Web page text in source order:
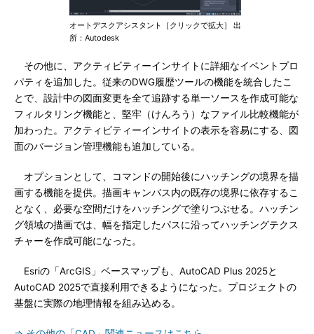
オートデスクアシスタント［クリックで拡大］ 出
所：Autodesk
その他に、アクティビティーインサイトに詳細なイベントプロ
パティを追加した。従来のDWG履歴ツールの機能を統合したこ
とで、設計中の図面変更を全て追跡する単一ソースを作成可能な
フィルタリング機能と、堅牢（けんろう）なファイル比較機能が
加わった。アクティビティーインサイトの表示を容易にする、図
面のバージョン管理機能も追加している。
オプションとして、コマンドの開始後にハッチングの境界を描
画する機能を提供。描画キャンバス内の既存の境界に依存するこ
となく、必要な空間だけをハッチングで塗りつぶせる。ハッチン
グ領域の描画では、幅を指定したパスに沿ってハッチングテクス
チャーを作成可能になった。
Esriの「ArcGIS」ベースマップも、AutoCAD Plus 2025と
AutoCAD 2025で直接利用できるようになった。プロジェクトの
基盤に実際の地理情報を組み込める。